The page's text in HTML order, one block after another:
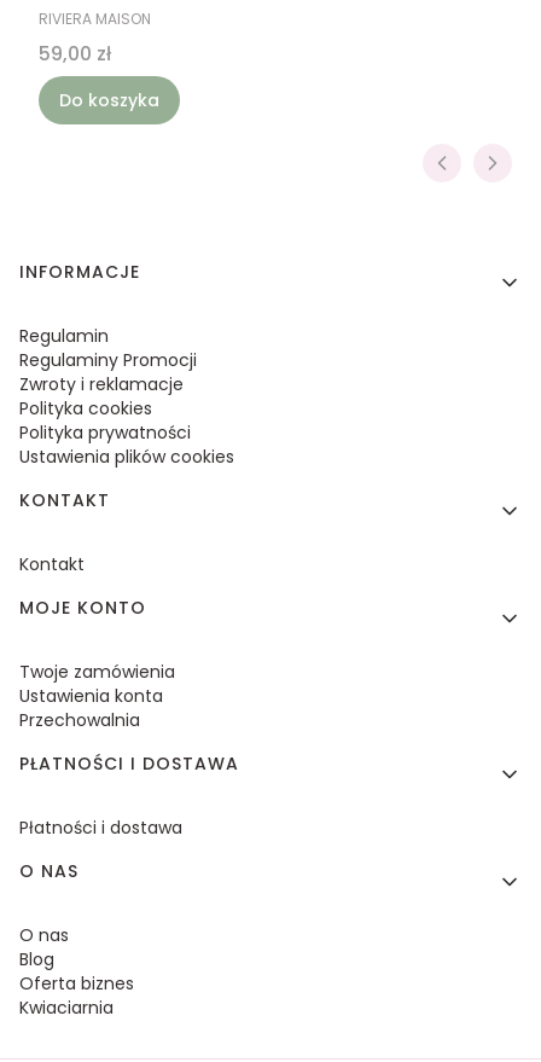
PRODUCENT
RIVIERA MAISON
Cena
59,00 zł
Do koszyka
Linki w stopce
INFORMACJE
Regulamin
Regulaminy Promocji
Zwroty i reklamacje
Polityka cookies
Polityka prywatności
Ustawienia plików cookies
KONTAKT
Kontakt
MOJE KONTO
Twoje zamówienia
Ustawienia konta
Przechowalnia
PŁATNOŚCI I DOSTAWA
Płatności i dostawa
O NAS
O nas
Blog
Oferta biznes
Kwiaciarnia